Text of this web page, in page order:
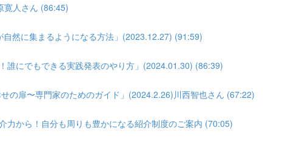
寛人さん (86:45)
然に集まるようになる方法」(2023.12.27) (91:59)
誰にでもできる実践発表のやり方」(2024.01.30) (86:39)
の扉〜専門家のためのガイド」(2024.2.26)川西智也さん (67:22)
力から！自分も周りも豊かになる紹介制度のご案内 (70:05)